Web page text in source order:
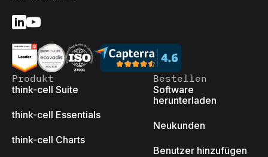
Produkt
think-cell Suite
think-cell Essentials
think-cell Charts
Bestellen
Software
herunterladen
Neukunden
Benutzer hinzufügen